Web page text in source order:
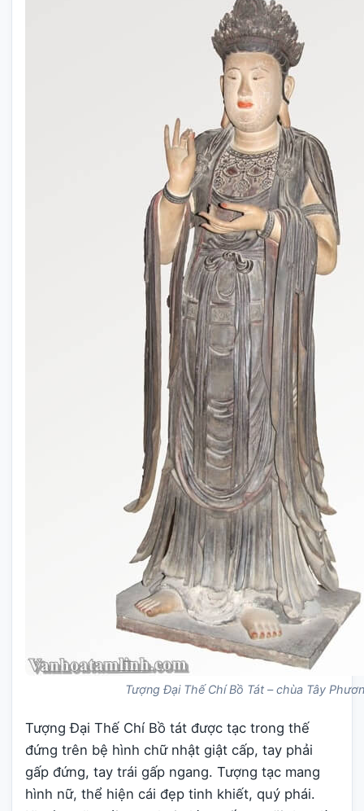
Tượng Đại Thế Chí Bồ Tát – chùa Tây
Tượng Đại Thế Chí Bồ tát được tạc trong thế
đứng trên bệ hình chữ nhật giật cấp, tay phải
gấp đứng, tay trái gấp ngang. Tượng tạc mang
hình nữ, thể hiện cái đẹp tinh khiết, quý phái.